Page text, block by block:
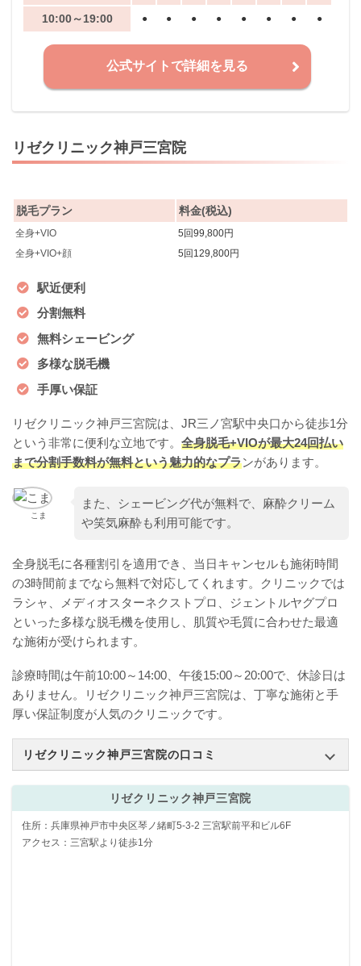
10:00～19:00 ● ● ● ● ● ● ● ●
公式サイトで詳細を見る
リゼクリニック神戸三宮院
脱毛プラン 料金(税込)
全身+VIO
5回99,800円
全身+VIO+顔
5回129,800円
駅近便利
分割無料
無料シェービング
多様な脱毛機
手厚い保証
リゼクリニック神戸三宮院は、JR三ノ宮駅中央口から徒歩1分
という非常に便利な立地です。 全身脱毛+VIOが最大24回払い
まで分割手数料が無料という魅力的なプランがあります。
こま
また、シェービング代が無料で、麻酔クリーム
や笑気麻酔も利用可能です。
全身脱毛に各種割引を適用でき、当日キャンセルも施術時間
の3時間前までなら無料で対応してくれます。クリニックでは
ラシャ、メディオスターネクストプロ、ジェントルヤグプロ
といった多様な脱毛機を使用し、肌質や毛質に合わせた最適
な施術が受けられます。
診療時間は午前10:00～14:00、午後15:00～20:00で、休診日は
ありません。リゼクリニック神戸三宮院は、丁寧な施術と手
厚い保証制度が人気のクリニックです。
リゼクリニック神戸三宮院の口コミ
リゼクリニック神戸三宮院
住所：兵庫県神戸市中央区琴ノ緒町5-3-2 三宮駅前平和ビル6F
アクセス：三宮駅より徒歩1分